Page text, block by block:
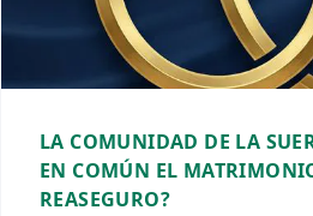
LA COMUNIDAD DE LA
EN COMÚN EL
REASEGURO?